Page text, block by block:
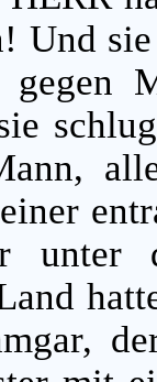
Und
gegen
unter